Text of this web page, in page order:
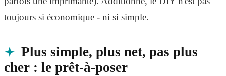
toujours si économique - ni si simple.
Plus simple, plus net, pas plus
cher : le prêt-à-poser